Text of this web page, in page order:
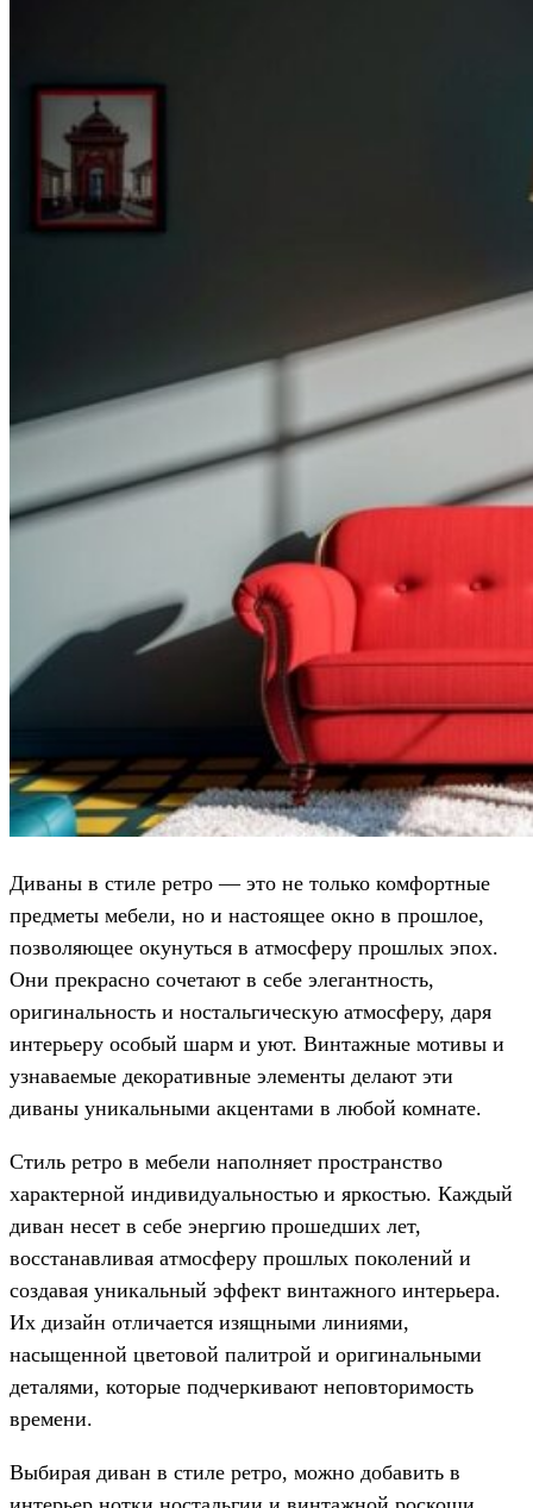
Диваны в стиле ретро — это не только комфортные
предметы мебели, но и настоящее окно в прошлое,
позволяющее окунуться в атмосферу прошлых эпох.
Они прекрасно сочетают в себе элегантность,
оригинальность и ностальгическую атмосферу, даря
интерьеру особый шарм и уют. Винтажные мотивы и
узнаваемые декоративные элементы делают эти
диваны уникальными акцентами в любой комнате.
Стиль ретро в мебели наполняет пространство
характерной индивидуальностью и яркостью. Каждый
диван несет в себе энергию прошедших лет,
восстанавливая атмосферу прошлых поколений и
создавая уникальный эффект винтажного интерьера.
Их дизайн отличается изящными линиями,
насыщенной цветовой палитрой и оригинальными
деталями, которые подчеркивают неповторимость
времени.
Выбирая диван в стиле ретро, можно добавить в